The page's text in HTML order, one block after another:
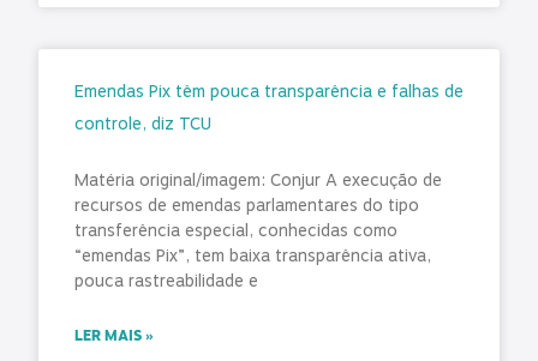
Emendas Pix têm pouca transparência e falhas de
controle, diz TCU
Matéria original/imagem: Conjur A execução de
recursos de emendas parlamentares do tipo
transferência especial, conhecidas como
“emendas Pix”, tem baixa transparência ativa,
pouca rastreabilidade e
LER MAIS »